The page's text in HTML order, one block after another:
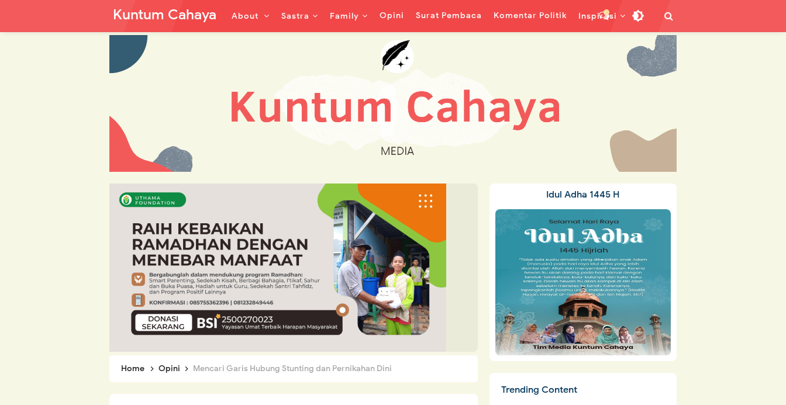
Kuntum Cahaya About Sastra Family Opini Surat Pembaca Komentar Politik Inspirasi
Home Opini Mencari Garis Hubung Stunting dan Pernikahan Dini
Idul Adha 1445 H
Trending Content